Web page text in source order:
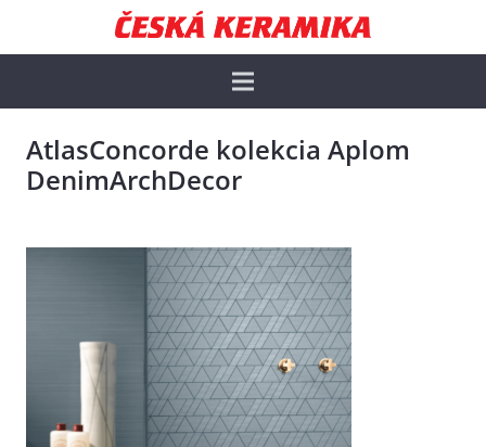
AtlasConcorde kolekcia Aplom
DenimArchDecor